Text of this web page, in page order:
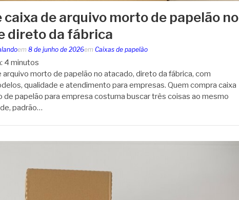
de arquivo morto de papelão no
direto da fábrica
em 8 de junho de 2026em Caixas de papelão
4 minutos
arquivo morto de papelão no atacado, direto da fábrica, com
qualidade e atendimento para empresas. Quem compra caixa
de papelão para empresa costuma buscar três coisas ao mesmo
padrão…